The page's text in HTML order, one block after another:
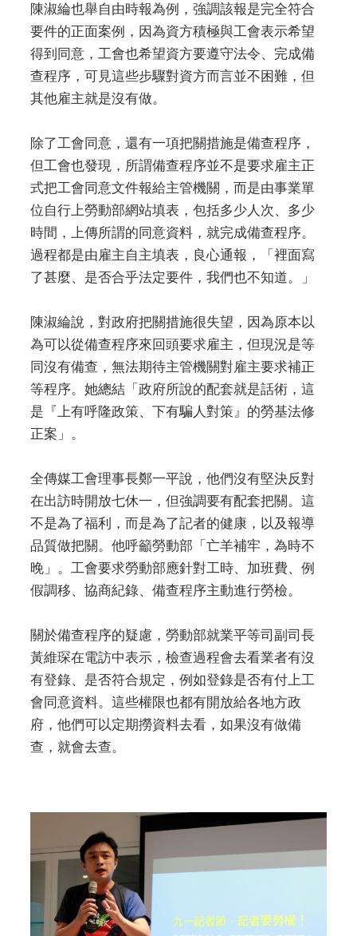
陳淑綸也舉自由時報為例，強調該報是完全符合
要件的正面案例，因為資方積極與工會表示希望
得到同意，工會也希望資方要遵守法令、完成備
查程序，可見這些步驟對資方而言並不困難，但
其他雇主就是沒有做。
除了工會同意，還有一項把關措施是備查程序，
但工會也發現，所謂備查程序並不是要求雇主正
式把工會同意文件報給主管機關，而是由事業單
位自行上勞動部網站填表，包括多少人次、多少
時間，上傳所謂的同意資料，就完成備查程序。
過程都是由雇主自主填表，良心通報，「裡面寫
了甚麼、是否合乎法定要件，我們也不知道。」
陳淑綸說，對政府把關措施很失望，因為原本以
為可以從備查程序來回頭要求雇主，但現況是等
同沒有備查，無法期待主管機關對雇主要求補正
等程序。她總結「政府所說的配套就是話術，這
是『上有呼隆政策、下有騙人對策』的勞基法修
正案」。
全傳媒工會理事長鄭一平說，他們沒有堅決反對
在出訪時開放七休一，但強調要有配套把關。這
不是為了福利，而是為了記者的健康，以及報導
品質做把關。他呼籲勞動部「亡羊補牢，為時不
晚」。工會要求勞動部應針對工時、加班費、例
假調移、協商紀錄、備查程序主動進行勞檢。
關於備查程序的疑慮，勞動部就業平等司副司長
黃維琛在電訪中表示，檢查過程會去看業者有沒
有登錄、是否符合規定，例如登錄是否有付上工
會同意資料。這些權限也都有開放給各地方政
府，他們可以定期撈資料去看，如果沒有做備
查，就會去查。